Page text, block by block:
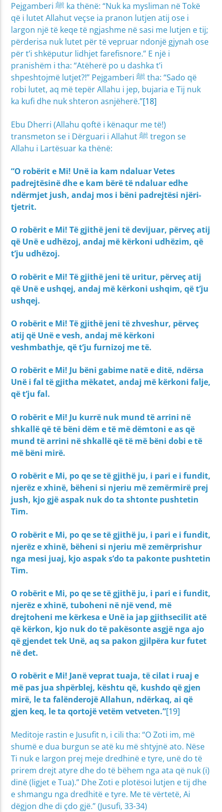
Pejgamberi ﷺ ka thënë: “Nuk ka mysliman në Tokë
që i lutet Allahut veçse ia pranon lutjen atij ose i
largon një të keqe të ngjashme në sasi me lutjen e tij;
përderisa nuk lutet për të vepruar ndonjë gjynah ose
për t’i shkëputur lidhjet farefisnore.” E një i
pranishëm i tha: “Atëherë po u dashka t’i
shpeshtojmë lutjet?!” Pejgamberi ﷺ tha: “Sado që
robi lutet, aq më tepër Allahu i jep, bujaria e Tij nuk
ka kufi dhe nuk shteron asnjëherë.”[18]
Ebu Dherri (Allahu qoftë i kënaqur me të!)
transmeton se i Dërguari i Allahut ﷺ tregon se
Allahu i Lartësuar ka thënë:
“O robërit e Mi! Unë ia kam ndaluar Vetes
padrejtësinë dhe e kam bërë të ndaluar edhe
ndërmjet jush, andaj mos i bëni padrejtësi njëri-
tjetrit.
O robërit e Mi! Të gjithë jeni të devijuar, përveç atij
që Unë e udhëzoj, andaj më kërkoni udhëzim, që
t’ju udhëzoj.
O robërit e Mi! Të gjithë jeni të uritur, përveç atij
që Unë e ushqej, andaj më kërkoni ushqim, që t’ju
ushqej.
O robërit e Mi! Të gjithë jeni të zhveshur, përveç
atij që Unë e vesh, andaj më kërkoni
veshmbathje, që t’ju furnizoj me të.
O robërit e Mi! Ju bëni gabime natë e ditë, ndërsa
Unë i fal të gjitha mëkatet, andaj më kërkoni falje,
që t’ju fal.
O robërit e Mi! Ju kurrë nuk mund të arrini në
shkallë që të bëni dëm e të më dëmtoni e as që
mund të arrini në shkallë që të më bëni dobi e të
më bëni mirë.
O robërit e Mi, po qe se të gjithë ju, i pari e i fundit,
njerëz e xhinë, bëheni si njeriu më zemërmirë prej
jush, kjo gjë aspak nuk do ta shtonte pushtetin
Tim.
O robërit e Mi, po qe se të gjithë ju, i pari e i fundit,
njerëz e xhinë, bëheni si njeriu më zemërprishur
nga mesi juaj, kjo aspak s’do ta pakonte pushtetin
Tim.
O robërit e Mi, po qe se të gjithë ju, i pari e i fundit,
njerëz e xhinë, tuboheni në një vend, më
drejtoheni me kërkesa e Unë ia jap gjithsecilit atë
që kërkon, kjo nuk do të pakësonte asgjë nga ajo
që gjendet tek Unë, aq sa pakon gjilpëra kur futet
në det.
O robërit e Mi! Janë veprat tuaja, të cilat i ruaj e
më pas jua shpërblej, kështu që, kushdo që gjen
mirë, le ta falënderojë Allahun, ndërkaq, ai që
gjen keq, le ta qortojë vetëm vetveten.”[19]
Meditoje rastin e Jusufit n, i cili tha: “O Zoti im, më
shumë e dua burgun se atë ku më shtyjnë ato. Nëse
Ti nuk e largon prej meje dredhinë e tyre, unë do të
prirem drejt atyre dhe do të bëhem nga ata që nuk (i)
dinë (ligjet e Tua).” Dhe Zoti e plotësoi lutjen e tij dhe
e shmangu nga dredhitë e tyre. Me të vërtetë, Ai
dëgjon dhe di çdo gjë.” (Jusufi, 33-34)